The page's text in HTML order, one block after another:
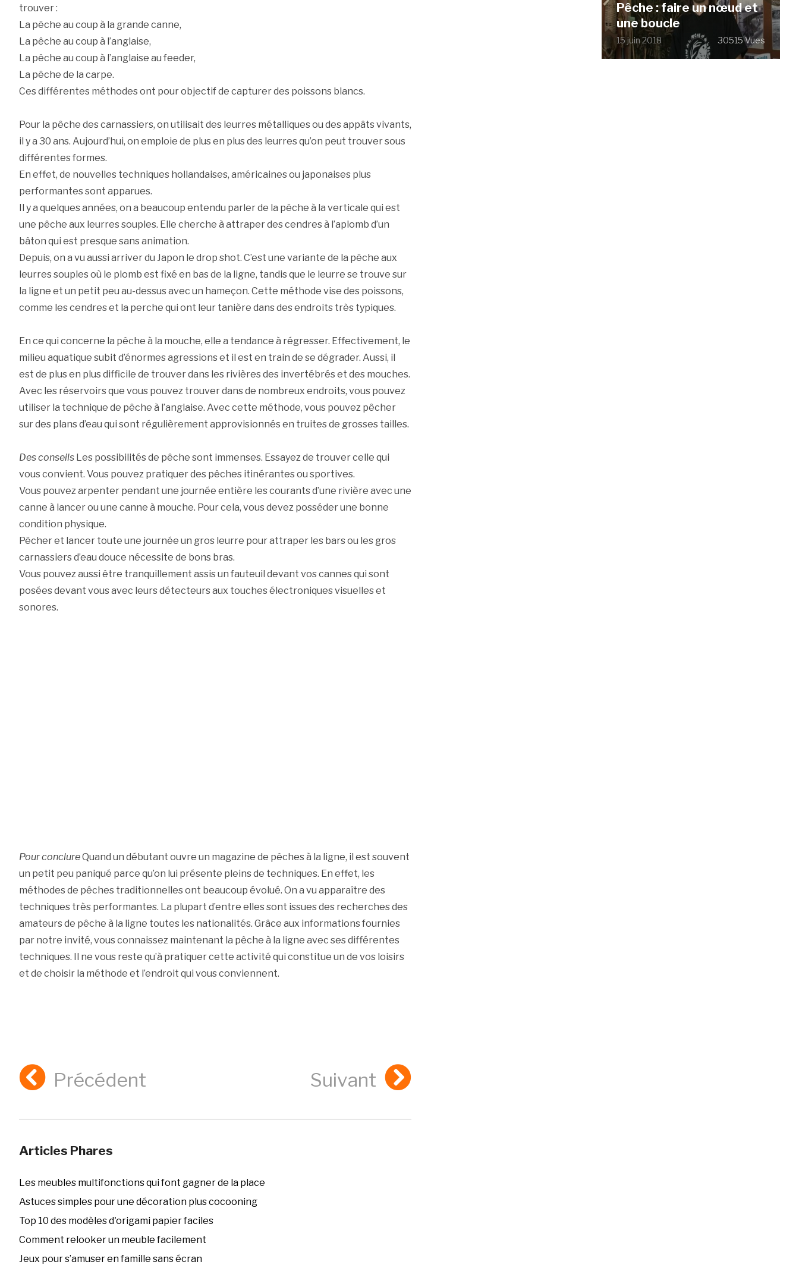
trouver :
La pêche au coup à la grande canne,
La pêche au coup à l’anglaise,
La pêche au coup à l’anglaise au feeder,
La pêche de la carpe.
Ces différentes méthodes ont pour objectif de capturer des poissons blancs.
Pour la pêche des carnassiers, on utilisait des leurres métalliques ou des appâts vivants,
il y a 30 ans. Aujourd’hui, on emploie de plus en plus des leurres qu’on peut trouver sous
différentes formes.
En effet, de nouvelles techniques hollandaises, américaines ou japonaises plus
performantes sont apparues.
Il y a quelques années, on a beaucoup entendu parler de la pêche à la verticale qui est
une pêche aux leurres souples. Elle cherche à attraper des cendres à l’aplomb d’un
bâton qui est presque sans animation.
Depuis, on a vu aussi arriver du Japon le drop shot. C’est une variante de la pêche aux
leurres souples où le plomb est fixé en bas de la ligne, tandis que le leurre se trouve sur
la ligne et un petit peu au-dessus avec un hameçon. Cette méthode vise des poissons,
comme les cendres et la perche qui ont leur tanière dans des endroits très typiques.
En ce qui concerne la pêche à la mouche, elle a tendance à régresser. Effectivement, le
milieu aquatique subit d’énormes agressions et il est en train de se dégrader. Aussi, il
est de plus en plus difficile de trouver dans les rivières des invertébrés et des mouches.
Avec les réservoirs que vous pouvez trouver dans de nombreux endroits, vous pouvez
utiliser la technique de pêche à l’anglaise. Avec cette méthode, vous pouvez pêcher
sur des plans d’eau qui sont régulièrement approvisionnés en truites de grosses tailles.
Des conseilsLes possibilités de pêche sont immenses. Essayez de trouver celle qui
vous convient. Vous pouvez pratiquer des pêches itinérantes ou sportives.
Vous pouvez arpenter pendant une journée entière les courants d’une rivière avec une
canne à lancer ou une canne à mouche. Pour cela, vous devez posséder une bonne
condition physique.
Pêcher et lancer toute une journée un gros leurre pour attraper les bars ou les gros
carnassiers d’eau douce nécessite de bons bras.
Vous pouvez aussi être tranquillement assis un fauteuil devant vos cannes qui sont
posées devant vous avec leurs détecteurs aux touches électroniques visuelles et
sonores.
Pour conclureQuand un débutant ouvre un magazine de pêches à la ligne, il est souvent
un petit peu paniqué parce qu’on lui présente pleins de techniques. En effet, les
méthodes de pêches traditionnelles ont beaucoup évolué. On a vu apparaître des
techniques très performantes. La plupart d’entre elles sont issues des recherches des
amateurs de pêche à la ligne toutes les nationalités. Grâce aux informations fournies
par notre invité, vous connaissez maintenant la pêche à la ligne avec ses différentes
techniques. Il ne vous reste qu’à pratiquer cette activité qui constitue un de vos loisirs
et de choisir la méthode et l’endroit qui vous conviennent.
Précédent Suivant
Articles Phares
Les meubles multifonctions qui font gagner de la place
Astuces simples pour une décoration plus cocooning
Top 10 des modèles d'origami papier faciles
Comment relooker un meuble facilement
Jeux pour s’amuser en famille sans écran
Pêche : faire un nœud et
une boucle
15 juin 2018 30515 Vues